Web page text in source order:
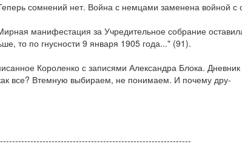
сомнений нет. Война с немцами заменена войной с
манифестация за Учредительное собрание
то по гнусности 9 января 1905 года..." (91).
Короленко с записями Александра Блока.
все? Втемную выбираем, не понимаем. И почему дру-